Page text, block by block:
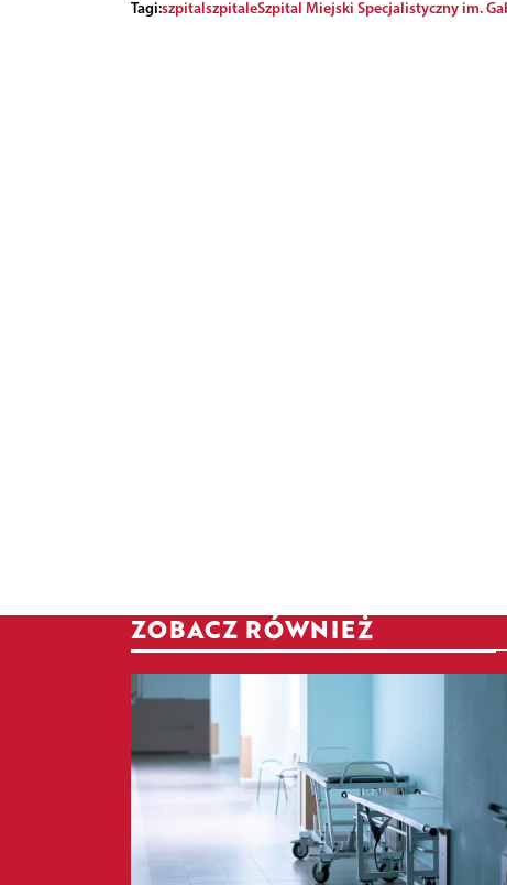
Tagi:szpitalszpitaleSzpital Miejski Specjalistyczny im.
ZOBACZ RÓWNIEŻ